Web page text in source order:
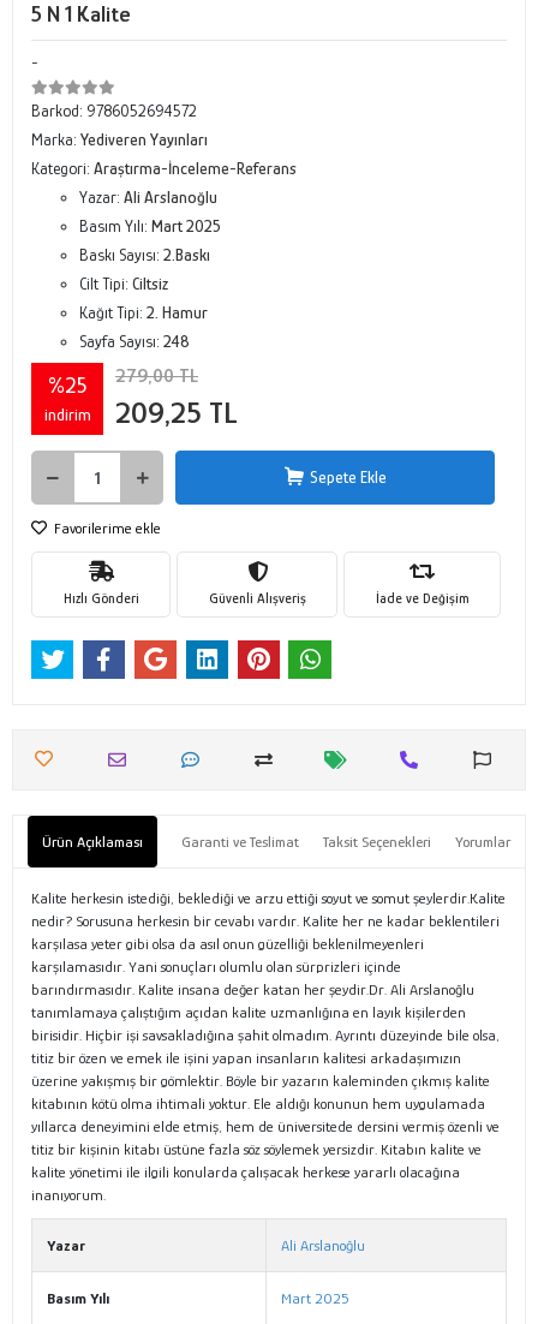
5 N 1 Kalite
-
Barkod: 9786052694572
Marka: Yediveren Yayınları
Kategori: Araştırma-İnceleme-Referans
Yazar: Ali Arslanoğlu
Basım Yılı: Mart 2025
Baskı Sayısı: 2.Baskı
Cilt Tipi: Ciltsiz
Kağıt Tipi: 2. Hamur
Sayfa Sayısı: 248
%25
indirim
279,00 TL
209,25 TL
Sepete Ekle
Favorilerime ekle
Hızlı Gönderi Güvenli Alışveriş İade ve Değişim
Ürün Açıklaması Garanti ve Teslimat Taksit Seçenekleri Yorumlar
Kalite herkesin istediği, beklediği ve arzu ettiği soyut ve somut şeylerdir.Kalite
nedir? Sorusuna herkesin bir cevabı vardır. Kalite her ne kadar beklentileri
karşılasa yeter gibi olsa da asıl onun güzelliği beklenilmeyenleri
karşılamasıdır. Yani sonuçları olumlu olan sürprizleri içinde
barındırmasıdır. Kalite insana değer katan her şeydir.Dr. Ali Arslanoğlu
tanımlamaya çalıştığım açıdan kalite uzmanlığına en layık kişilerden
birisidir. Hiçbir işi savsakladığına şahit olmadım. Ayrıntı düzeyinde bile olsa,
titiz bir özen ve emek ile işini yapan insanların kalitesi arkadaşımızın
üzerine yakışmış bir gömlektir. Böyle bir yazarın kaleminden çıkmış kalite
kitabının kötü olma ihtimali yoktur. Ele aldığı konunun hem uygulamada
yıllarca deneyimini elde etmiş, hem de üniversitede dersini vermiş özenli ve
titiz bir kişinin kitabı üstüne fazla söz söylemek yersizdir. Kitabın kalite ve
kalite yönetimi ile ilgili konularda çalışacak herkese yararlı olacağına
inanıyorum.
Yazar Ali Arslanoğlu
Basım Yılı Mart 2025